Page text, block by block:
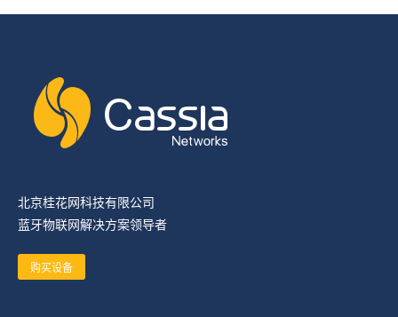
北京桂花网科技有限公司
蓝牙物联网解决方案领导者
购买设备